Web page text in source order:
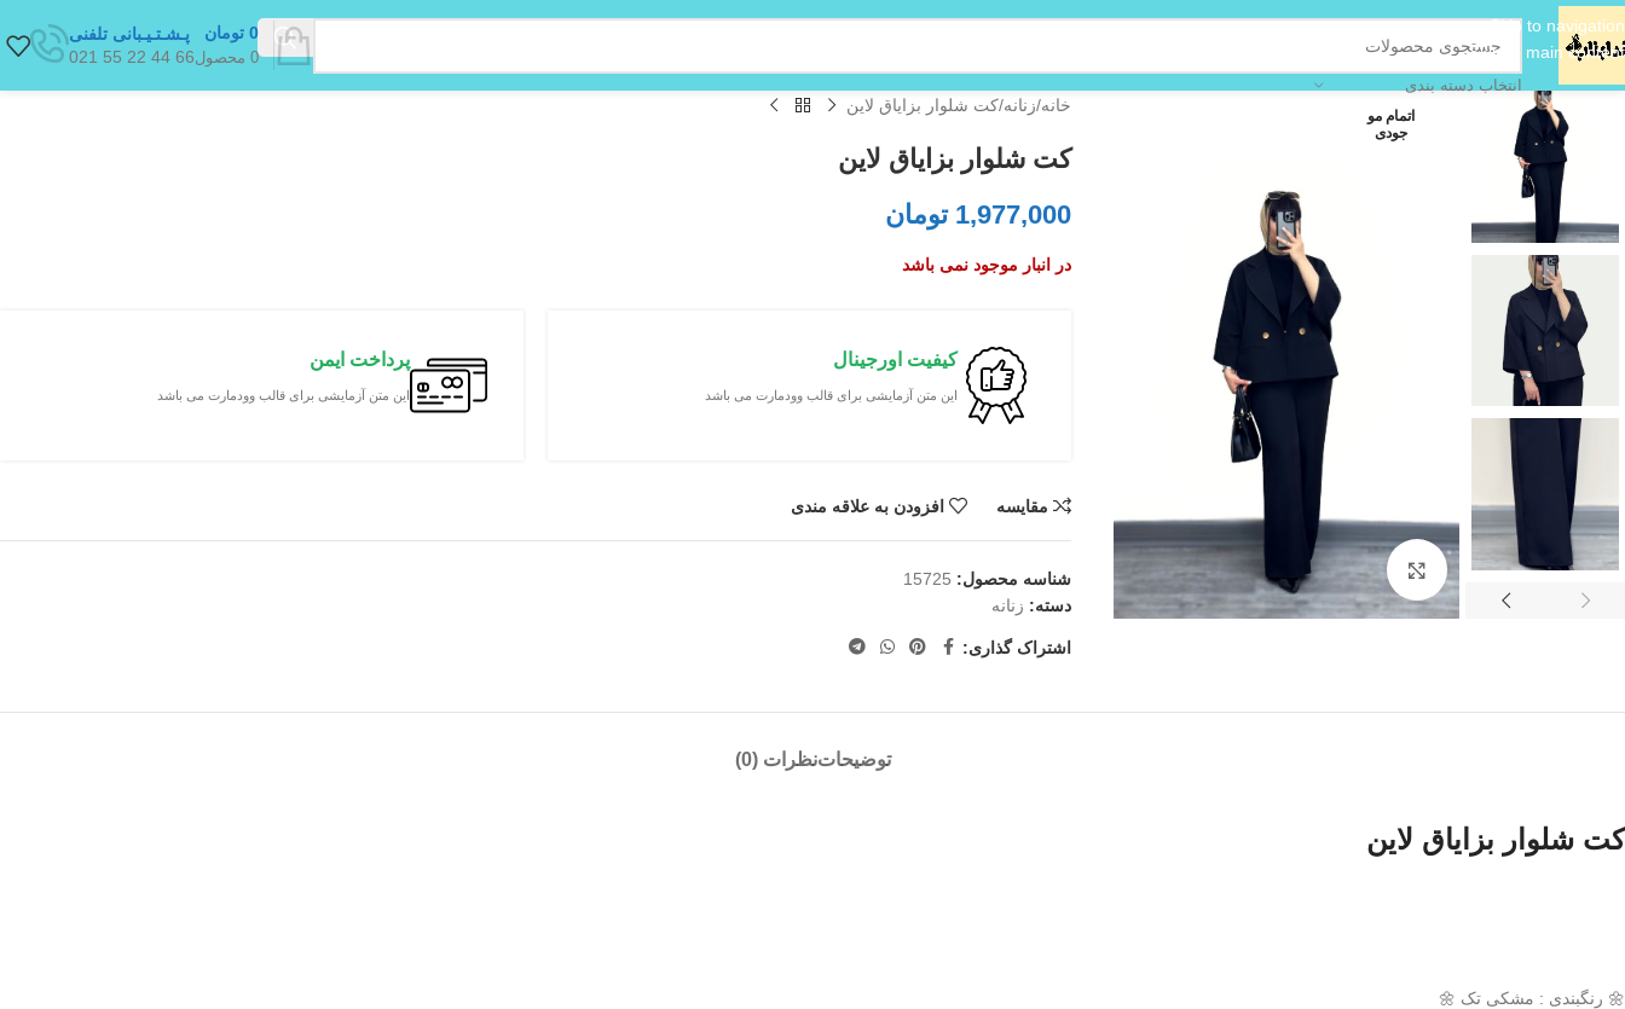
Skip to navigation
Skip to main content
انتخاب دسته بندی
0 محصول
0 تومان
پـشـتـیـبانی تلفنی
66 44 22 55 021
اتمام مو
جودی
بزرگنمایی تصویر
خانه زنانه کت شلوار بزایاق لاین
کت شلوار بزایاق لاین
1,977,000 تومان
در انبار موجود نمی باشد
کیفیت اورجینال
این متن آزمایشی برای قالب وودمارت می باشد
پرداخت ایمن
این متن آزمایشی برای قالب وودمارت می باشد
مقایسه افزودن به علاقه مندی
شناسه محصول: 15725
دسته: زنانه
اشتراک گذاری:
توضیحاتنظرات (0)
کت شلوار بزایاق لاین
🌼 رنگبندی : مشکی تک 🌼